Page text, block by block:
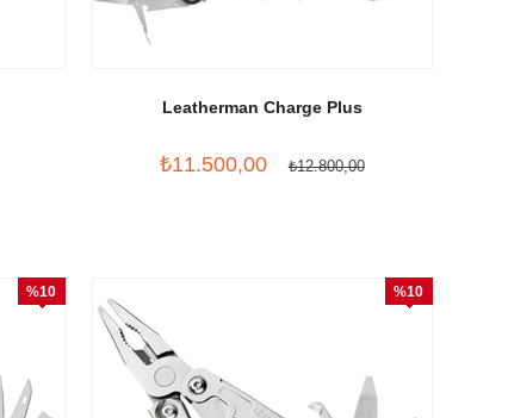
Leatherman Charge Plus
₺11.500,00 ₺12.800,00
%10
%10